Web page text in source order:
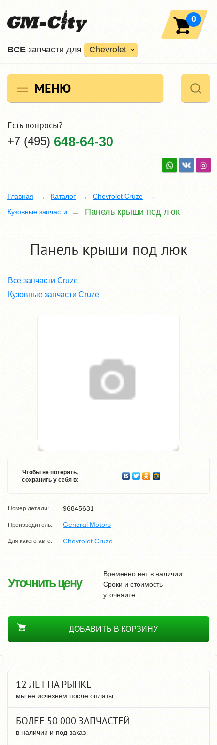
ВCE запчасти для Chevrolet
0
МЕНЮ
Есть вопросы?
+7 (495) 648-64-30
Главная Каталог
Chevrolet Cruze
Кузовные запчасти
Панель крыши под люк
Панель крыши под люк
Все запчасти Cruze
Кузовные запчасти Cruze
Чтобы не потерять,
сохранить у себя в:
Номер детали: 96845631
Производитель: General Motors
Для какого авто: Chevrolet Cruze
Уточнить цену
Временно нет в наличии.
Сроки и стоимость
уточняйте.
ДОБАВИТЬ В КОРЗИНУ
12 ЛЕТ НА РЫНКЕ
мы не исчезнем после оплаты
БОЛЕЕ 50 000 ЗАПЧАСТЕЙ
в наличии и под заказ